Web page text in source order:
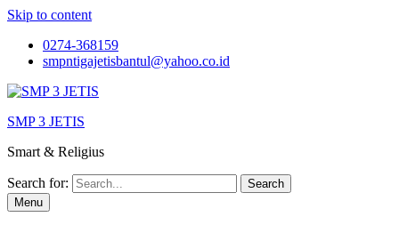
Skip to content
0274-368159
smpntigajetisbantul@yahoo.co.id
SMP 3 JETIS
Smart & Religius
Search for:
Menu